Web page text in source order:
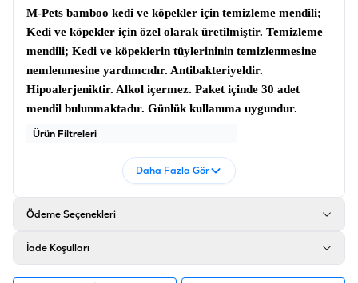
M-Pets bamboo kedi ve köpekler için temizleme mendili;
Kedi ve köpekler için özel olarak üretilmiştir. Temizleme
mendili; Kedi ve köpeklerin tüylerininin temizlenmesine
nemlenmesine yardımcıdır. Antibakteriyeldir.
Hipoalerjeniktir. Alkol içermez. Paket içinde 30 adet
mendil bulunmaktadır. Günlük kullanıma uygundur.
Ürün Filtreleri
Tedarikçi Ürün Kodu
: 60102399
Daha Fazla Gör
Ödeme Seçenekleri
İade Koşulları